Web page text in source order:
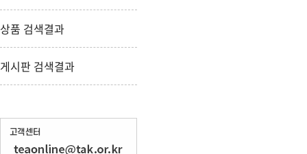
상품 검색결과
게시판 검색결과